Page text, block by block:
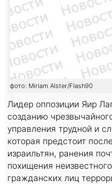
фото: Miriam Alster/Flash90
Лидер оппозиции Яир
созданию
управления трудной и
которая предстоит
израильтян, ранения
похищения
гражданских лиц